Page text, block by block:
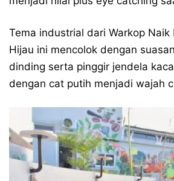
Tema industrial dari Warkop Naik
Hijau ini mencolok dengan
dinding serta pinggir jendela
dengan cat putih menjadi wajah